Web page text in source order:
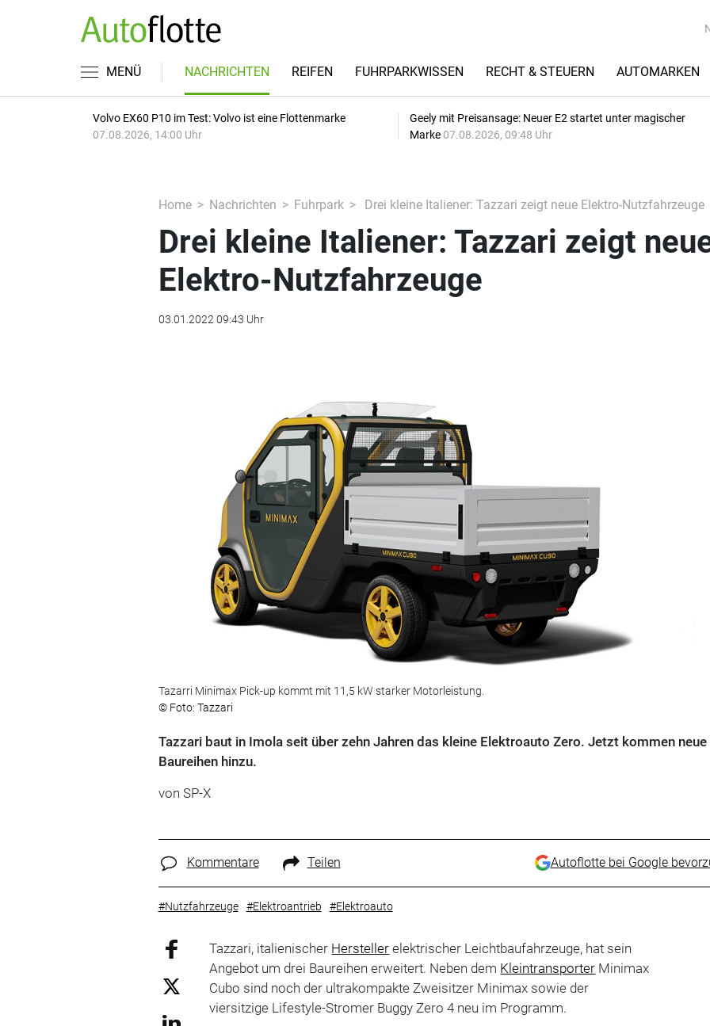
MENÜ NACHRICHTEN REIFEN FUHRPARKWISSEN RECHT & STEUERN AUTOMARKEN
Volvo EX60 P10 im Test: Volvo ist eine Flottenmarke
07.08.2026, 14:00 Uhr
Geely mit Preisansage: Neuer E2 startet unter magischer
Marke 07.08.2026, 09:48 Uhr
Home Nachrichten Fuhrpark Drei kleine Italiener: Tazzari zeigt neue Elektro-Nutzfahrzeuge
Drei kleine Italiener: Tazzari zeigt
Elektro-Nutzfahrzeuge
03.01.2022 09:43 Uhr
Tazarri Minimax Pick-up kommt mit 11,5 kW starker Motorleistung.
© Foto: Tazzari
Tazzari baut in Imola seit über zehn Jahren das kleine Elektroauto Zero. Jetzt kommen neue
Baureihen hinzu.
von SP-X
Kommentare Teilen Autoflotte bei Google
#Nutzfahrzeuge #Elektroantrieb #Elektroauto
Tazzari, italienischer Hersteller elektrischer Leichtbaufahrzeuge, hat sein
Angebot um drei Baureihen erweitert. Neben dem Kleintransporter Minimax
Cubo sind noch der ultrakompakte Zweisitzer Minimax sowie der
viersitzige Lifestyle-Stromer Buggy Zero 4 neu im Programm.